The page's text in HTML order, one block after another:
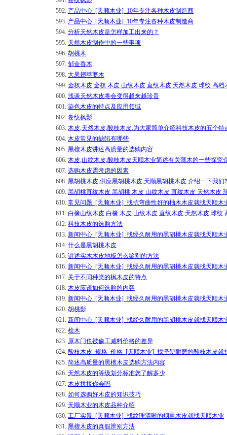
592. 产品中心_[天顺木业]_10年专注各种木皮制造商
593. 产品中心_[天顺木业]_10年专注各种木皮制造商
594. 分析天然木皮是怎样加工出来的？
595. 天然木皮制作中的一些事项
596. 胡桃木
597. 郁金香木
598. 大果翅苹婆木
599. 金杈木皮 金杈 木皮 山纹木皮 直纹木皮 天然木皮 球纹 高档
600. 浅谈天然木皮将会变得越来越珍贵
601. 染色木皮的特点及应用领域
602. 卷纹枫影
603. 木皮,天然木皮,酸枝木皮.为大家简单介绍科技木皮的五个特
604. 木皮常见的缺陷有哪些
605. 黑檀木皮讲述高质量的选购内容
606. 木皮,山纹木皮,酸枝木皮天顺木业简述有关薄木的一些探究
607. 选购木皮需考虑的因素
608. 黑胡桃木皮,供应黑胡桃木皮,天顺黑胡桃木皮.介绍一下我
609. 黑胡桃直纹木皮 黑胡桃 木皮 山纹木皮 直纹木皮 天然木皮
610. 常见问题_[天顺木业]_找抗弯曲性好的柚木木皮就找天顺木
611. 白橡山纹木皮 白橡 木皮 山纹木皮 直纹木皮 天然木皮 球纹
612. 科技木皮的选购方法
613. 新闻中心_[天顺木业]_找经久耐用的黑胡桃木皮就找天顺木
614. 什么是黑胡桃木皮
615. 讲述实木木皮地板怎么鉴别的方法
616. 新闻中心_[天顺木业]_找经久耐用的黑胡桃木皮就找天顺木
617. 关于不同种类的枫木皮的特点
618. 木皮应该如何选购的内容
619. 新闻中心_[天顺木业]_找经久耐用的黑胡桃木皮就找天顺木
620. 胡桃影
621. 新闻中心_[天顺木业]_找经久耐用的黑胡桃木皮就找天顺木
622. 桧木
623. 原木门也被偷工减料价格的差异
624. 酸枝木皮_规格_价格_[天顺木业]_找坚硬耐磨的酸枝木皮就
625. 简述高质量的黑檀木皮选购方法内容
626. 天然木皮的等级划分标准您了解多少
627. 木皮拼接你会吗
628. 如何选购好木皮的知识技巧
629. 天顺木业的木皮品种介绍
630. 工厂实景_[天顺木业]_找纹理清晰的烟熏木皮就找天顺木业
631. 黑檀木皮的真假辨别方法